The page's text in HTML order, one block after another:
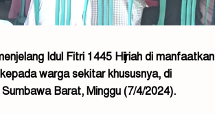
Idul Fitri 1445 Hijriah di manfaatkan
warga sekitar khususnya, di
Barat, Minggu (7/4/2024).